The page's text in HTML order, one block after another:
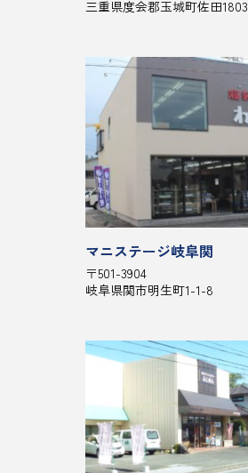
三重県度会郡玉城町佐田1803
マニステージ岐阜関
〒501-3904
岐阜県関市明生町1-1-8